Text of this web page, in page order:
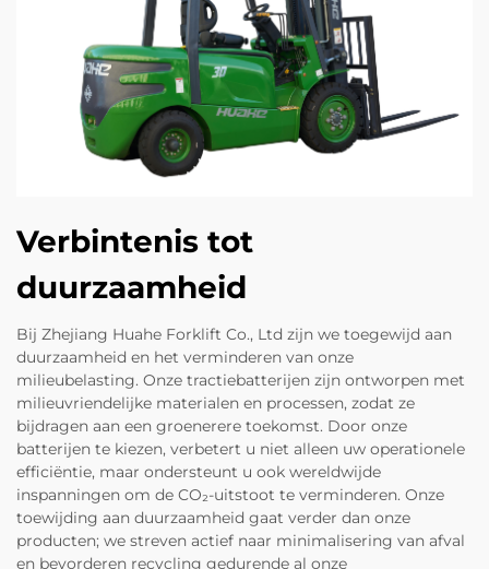
Verbintenis tot
duurzaamheid
Bij Zhejiang Huahe Forklift Co., Ltd zijn we toegewijd aan
duurzaamheid en het verminderen van onze
milieubelasting. Onze tractiebatterijen zijn ontworpen met
milieuvriendelijke materialen en processen, zodat ze
bijdragen aan een groenerere toekomst. Door onze
batterijen te kiezen, verbetert u niet alleen uw operationele
efficiëntie, maar ondersteunt u ook wereldwijde
inspanningen om de CO₂-uitstoot te verminderen. Onze
toewijding aan duurzaamheid gaat verder dan onze
producten; we streven actief naar minimalisering van afval
en bevorderen recycling gedurende al onze